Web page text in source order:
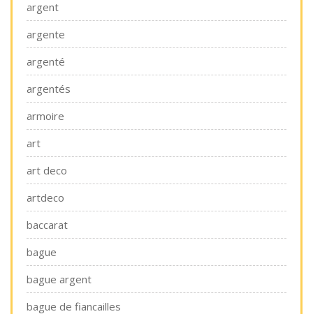
argent
argente
argenté
argentés
armoire
art
art deco
artdeco
baccarat
bague
bague argent
bague de fiancailles